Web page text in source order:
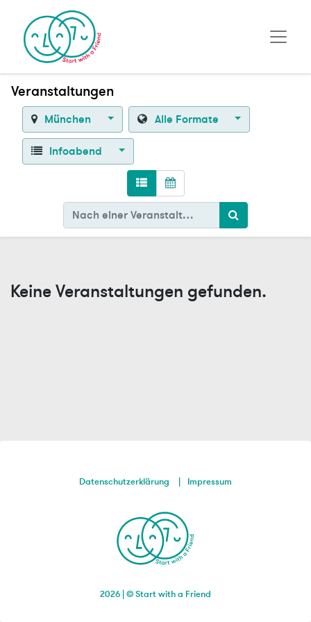
Veranstaltungen
München Alle Formate
Infoabend
Keine Veranstaltungen gefunden.
2026 | © Start with a Friend
Datenschutzerklärung Impressum